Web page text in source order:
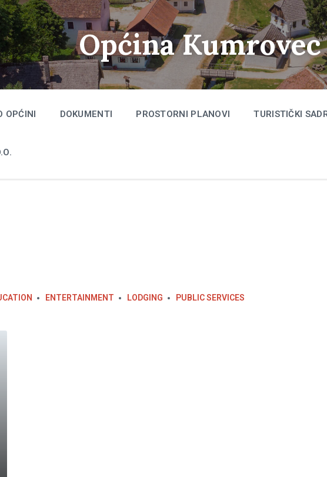
Općina Kumrovec
OPĆINI DOKUMENTI PROSTORNI PLANOVI TURISTIČKI
ENTERTAINMENT LODGING PUBLIC SERVICES